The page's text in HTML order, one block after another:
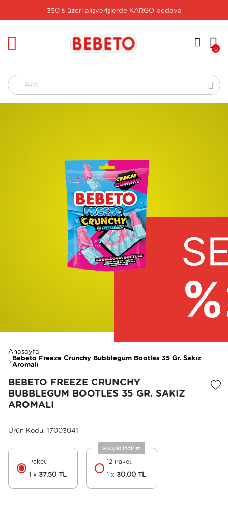
350 ₺ üzeri alışverişlerde KARGO bedava
0
Ara
Anasayfa
Bebeto Freeze Crunchy Bubblegum Bootles 35 Gr. Sakız
Aromalı
BEBETO FREEZE CRUNCHY
BUBBLEGUM BOOTLES 35 GR. SAKIZ
AROMALI
Ürün Kodu: 17003041
Paket
1 x 37,50 TL
%20,00 indirim
12 Paket
1 x 30,00 TL